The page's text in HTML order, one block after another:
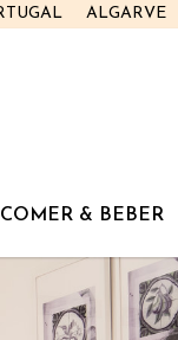
ALGARVE
COMER & BEBER